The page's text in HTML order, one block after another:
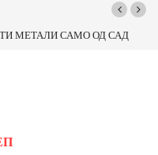
МЕТАЛИ САМО ОД САД